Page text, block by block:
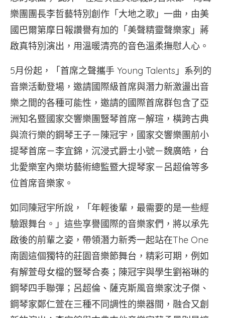
樂團團長李哲藝特別創作「大地之歌」一曲，由美
國巴爾第摩日報讚譽有加的「美聲精靈聲樂家」蔣
啟真特別演出，用溫暖清亮的音色溫柔撫慰人心。
5月份起，「首席之聲攜手 Young Talents」系列的
音樂活動登場，邀請國際級首席與潛力新激盪出音
樂之間的各種可能性，邀請的國際首席群包含了亞
洲知名暨國家交響樂團豎琴首席－解瑄，橫跨古典
與流行樂的鋼琴王子－陳冠宇，國家交響樂團前小
提琴首席－李宜錦，沉浸式爵士小號－魏廣皓，台
北愛樂室內樂坊藝術總監暨大提琴家－呂超倫等多
位首席音樂家。
如同陳冠宇所說，「年輕後輩，最需要的是一些經
驗跟舞台。」這些享譽國際的音樂家們，將以承先
啟後的前輩之姿，帶領潛力新秀一起站在The One
南園這個獨特的莊園音樂節舞台，精彩可期，例如
有解萱母女檔的豎琴合奏；陳冠宇與學生劉裕琳的
鋼琴四手聯彈；呂超倫、薩克斯風音樂家沈子傑、
鋼琴家鄭仁萱在三種不同調性的樂器間，融合又創